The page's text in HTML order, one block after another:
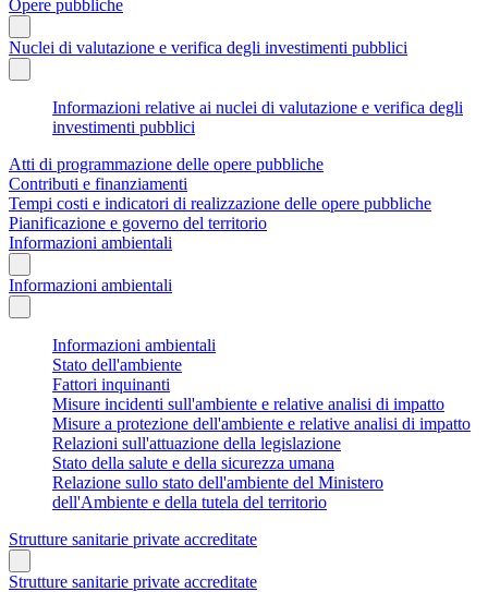
Opere pubbliche
Nuclei di valutazione e verifica degli investimenti pubblici
Informazioni relative ai nuclei di valutazione e verifica degli
investimenti pubblici
Atti di programmazione delle opere pubbliche
Contributi e finanziamenti
Tempi costi e indicatori di realizzazione delle opere pubbliche
Pianificazione e governo del territorio
Informazioni ambientali
Informazioni ambientali
Informazioni ambientali
Stato dell'ambiente
Fattori inquinanti
Misure incidenti sull'ambiente e relative analisi di impatto
Misure a protezione dell'ambiente e relative analisi di impatto
Relazioni sull'attuazione della legislazione
Stato della salute e della sicurezza umana
Relazione sullo stato dell'ambiente del Ministero
dell'Ambiente e della tutela del territorio
Strutture sanitarie private accreditate
Strutture sanitarie private accreditate